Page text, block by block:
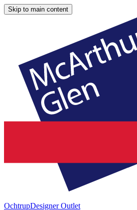
Skip to main content
OchtrupDesigner Outlet